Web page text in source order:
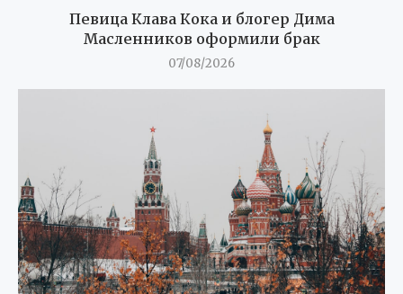
Певица Клава Кока и блогер Дима
Масленников оформили брак
07/08/2026